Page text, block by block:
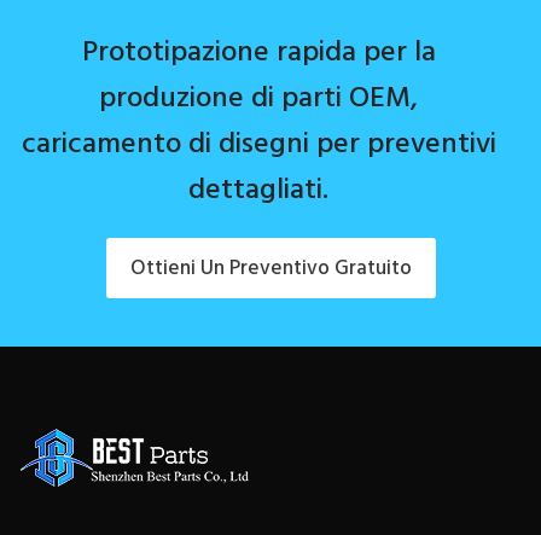
Prototipazione rapida per la
produzione di parti OEM,
caricamento di disegni per preventivi
dettagliati.
Ottieni Un Preventivo Gratuito